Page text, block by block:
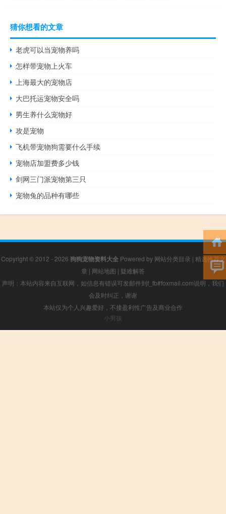
猜你想看的文章
老虎可以当宠物养吗
怎样带宠物上火车
上海最大的宠物店
大巴托运宠物安全吗
男生养什么宠物好
攻是宠物
飞机带宠物狗需要什么手续
宠物店加盟费多少钱
剑网三门派宠物第三只
宠物兔的品种有哪些
Copyright © 2012 - 2026 狗狗宠物资料大全Powered by 网站分类目录 | 精选推荐文
章 | 网站地图 | 疑难解答
声明：本站内容来自互联网，如信息有错误可发邮件到f_fb#foxmail.com说明，我们
会及时纠正，谢谢
本站仅为个人兴趣爱好，不接盈利性广告及商业合作
小男孩